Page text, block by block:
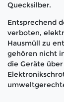
Quecksilber.
Entsprechend
verboten,
Hausmüll zu
gehören nicht
die Geräte